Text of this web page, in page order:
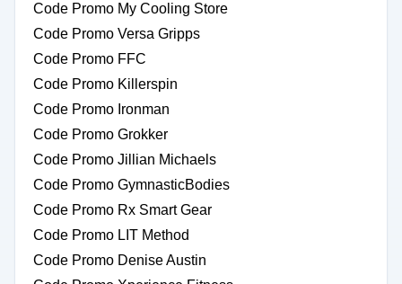
Code Promo My Cooling Store
Code Promo Versa Gripps
Code Promo FFC
Code Promo Killerspin
Code Promo Ironman
Code Promo Grokker
Code Promo Jillian Michaels
Code Promo GymnasticBodies
Code Promo Rx Smart Gear
Code Promo LIT Method
Code Promo Denise Austin